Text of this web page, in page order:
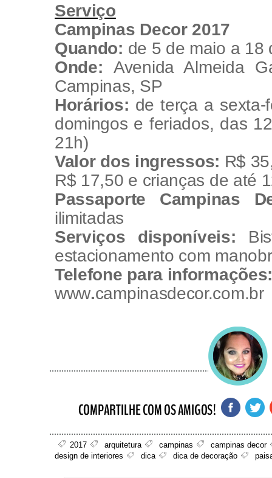
Serviço
Campinas Decor2017
Quando: de 5 de maio a 18
Onde: Avenida Almeida
Campinas, SP
Horários: de terça a
domingos e feriados, das
21h)
Valor dos ingressos: R$
R$ 17,50 e crianças de até
Passaporte Campinas
ilimitadas
Serviços disponíveis:
estacionamento com
Telefone para informações:
www.campinasdecor.com.br
2017 arquitetura campinas
campinas decor
design de interiores
dica dica de decoração